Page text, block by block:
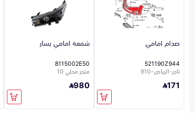
صدام امامي
521190Z944
تاجر-الرياض-910
171
شمعة امامي يسار
8115002E50
متجر محلي 10
980